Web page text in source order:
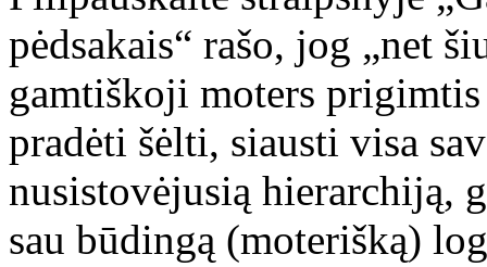
pėdsakais“ rašo, jog „net
gamtiškoji moters
pradėti šėlti, siausti visa
nusistovėjusią hierarchiją,
sau būdingą (moterišką)